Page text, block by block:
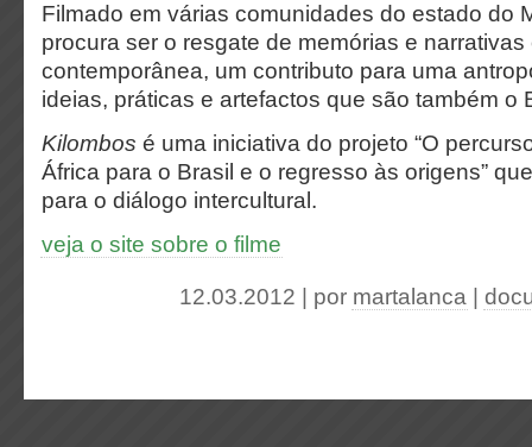
Filmado em várias comunidades do estado do
procura ser o resgate de memórias e
contemporânea, um contributo para uma
ideias, práticas e artefactos que são também o
Kilombos é uma iniciativa do projeto “O
África para o Brasil e o regresso às origens”
para o diálogo intercultural.
veja o site sobre o filme
12.03.2012 | por martalanca